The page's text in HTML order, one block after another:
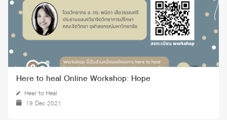
Here to heal Online Workshop: Hope
Hear to Heal
19 Dec 2021